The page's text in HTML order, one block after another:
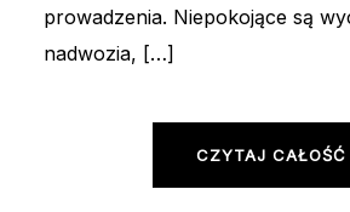
prowadzenia. Niepokojące są
nadwozia, […]
CZYTAJ CAŁOŚĆ